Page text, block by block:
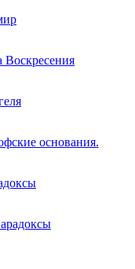
Воскресения
основания.